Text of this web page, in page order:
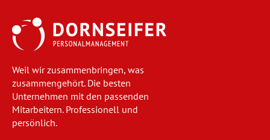
Weil wir zusammenbringen, was
zusammengehört. Die besten
Unternehmen mit den passenden
Mitarbeitern. Professionell und
persönlich.